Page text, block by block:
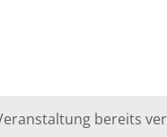
bereits